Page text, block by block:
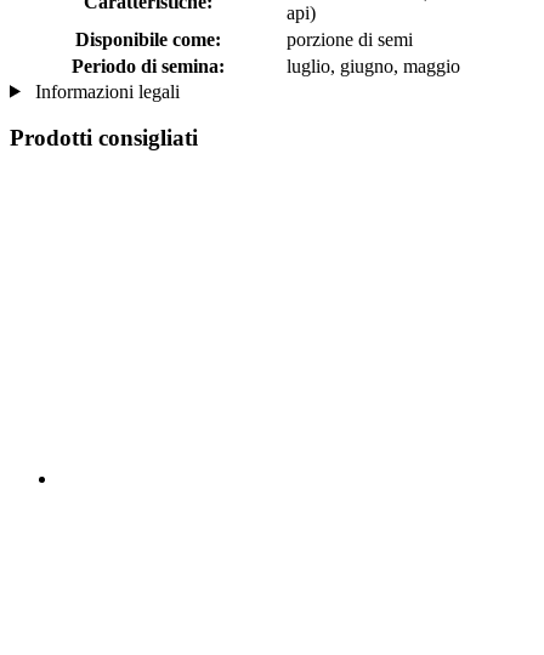
api)
Disponibile come:
porzione di semi
Periodo di semina:
luglio, giugno, maggio
Informazioni legali
Prodotti consigliati